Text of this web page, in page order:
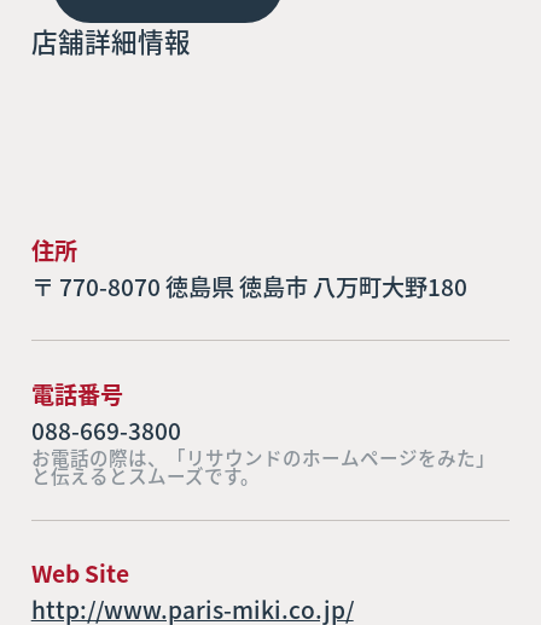
店舗詳細情報
住所
〒 770-8070 徳島県 徳島市 八万町大野180
電話番号
088-669-3800
お電話の際は、「リサウンドのホームページをみた」
と伝えるとスムーズです。
Web Site
http://www.paris-miki.co.jp/